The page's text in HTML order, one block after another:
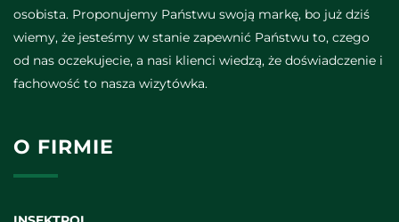
osobista. Proponujemy Państwu swoją markę, bo już dziś
wiemy, że jesteśmy w stanie zapewnić Państwu to, czego
od nas oczekujecie, a nasi klienci wiedzą, że doświadczenie i
fachowość to nasza wizytówka.
O FIRMIE